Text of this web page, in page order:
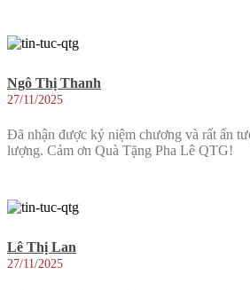
Ngô Thị Thanh
27/11/2025
Đã nhận được kỷ niệm chương và rất ấn
lượng. Cảm ơn Quà Tặng Pha Lê QTG!
Lê Thị Lan
27/11/2025